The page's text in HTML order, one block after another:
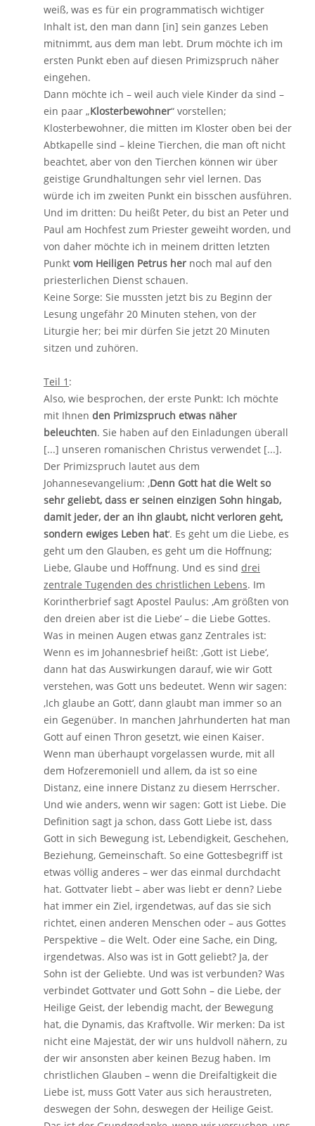
weiß, was es für ein programmatisch wichtiger
Inhalt ist, den man dann [in] sein ganzes Leben
mitnimmt, aus dem man lebt. Drum möchte ich im
ersten Punkt eben auf diesen Primizspruch näher
eingehen.
Dann möchte ich – weil auch viele Kinder da sind –
ein paar „Klosterbewohner“ vorstellen;
Klosterbewohner, die mitten im Kloster oben bei der
Abtkapelle sind – kleine Tierchen, die man oft nicht
beachtet, aber von den Tierchen können wir über
geistige Grundhaltungen sehr viel lernen. Das
würde ich im zweiten Punkt ein bisschen ausführen.
Und im dritten: Du heißt Peter, du bist an Peter und
Paul am Hochfest zum Priester geweiht worden, und
von daher möchte ich in meinem dritten letzten
Punkt vom Heiligen Petrus her noch mal auf den
priesterlichen Dienst schauen.
Keine Sorge: Sie mussten jetzt bis zu Beginn der
Lesung ungefähr 20 Minuten stehen, von der
Liturgie her; bei mir dürfen Sie jetzt 20 Minuten
sitzen und zuhören.
Teil 1 :
Also, wie besprochen, der erste Punkt: Ich möchte
mit Ihnen den Primizspruch etwas näher
beleuchten. Sie haben auf den Einladungen überall
[...] unseren romanischen Christus verwendet [...].
Der Primizspruch lautet aus dem
Johannesevangelium: ‚Denn Gott hat die Welt so
sehr geliebt, dass er seinen einzigen Sohn hingab,
damit jeder, der an ihn glaubt, nicht verloren geht,
sondern ewiges Leben hat‘. Es geht um die Liebe, es
geht um den Glauben, es geht um die Hoffnung;
Liebe, Glaube und Hoffnung. Und es sind drei
zentrale Tugenden des christlichen Lebens. Im
Korintherbrief sagt Apostel Paulus: ‚Am größten von
den dreien aber ist die Liebe‘ – die Liebe Gottes.
Was in meinen Augen etwas ganz Zentrales ist:
Wenn es im Johannesbrief heißt: ‚Gott ist Liebe‘,
dann hat das Auswirkungen darauf, wie wir Gott
verstehen, was Gott uns bedeutet. Wenn wir sagen:
‚Ich glaube an Gott‘, dann glaubt man immer so an
ein Gegenüber. In manchen Jahrhunderten hat man
Gott auf einen Thron gesetzt, wie einen Kaiser.
Wenn man überhaupt vorgelassen wurde, mit all
dem Hofzeremoniell und allem, da ist so eine
Distanz, eine innere Distanz zu diesem Herrscher.
Und wie anders, wenn wir sagen: Gott ist Liebe. Die
Definition sagt ja schon, dass Gott Liebe ist, dass
Gott in sich Bewegung ist, Lebendigkeit, Geschehen,
Beziehung, Gemeinschaft. So eine Gottesbegriff ist
etwas völlig anderes – wer das einmal durchdacht
hat. Gottvater liebt – aber was liebt er denn? Liebe
hat immer ein Ziel, irgendetwas, auf das sie sich
richtet, einen anderen Menschen oder – aus Gottes
Perspektive – die Welt. Oder eine Sache, ein Ding,
irgendetwas. Also was ist in Gott geliebt? Ja, der
Sohn ist der Geliebte. Und was ist verbunden? Was
verbindet Gottvater und Gott Sohn – die Liebe, der
Heilige Geist, der lebendig macht, der Bewegung
hat, die Dynamis, das Kraftvolle. Wir merken: Da ist
nicht eine Majestät, der wir uns huldvoll nähern, zu
der wir ansonsten aber keinen Bezug haben. Im
christlichen Glauben – wenn die Dreifaltigkeit die
Liebe ist, muss Gott Vater aus sich heraustreten,
deswegen der Sohn, deswegen der Heilige Geist.